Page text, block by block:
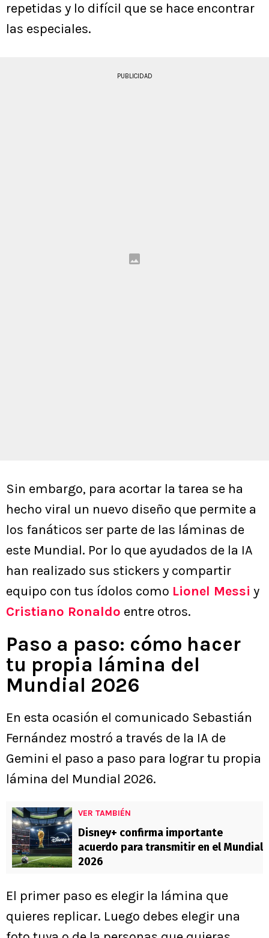
repetidas y lo difícil que se hace encontrar
las especiales.
PUBLICIDAD
Sin embargo, para acortar la tarea se ha
hecho viral un nuevo diseño que permite a
los fanáticos ser parte de las láminas de
este Mundial. Por lo que ayudados de la IA
han realizado sus stickers y compartir
equipo con tus ídolos como Lionel Messi y
Cristiano Ronaldo entre otros.
Paso a paso: cómo hacer
tu propia lámina del
Mundial 2026
En esta ocasión el comunicado Sebastián
Fernández mostró a través de la IA de
Gemini el paso a paso para lograr tu propia
lámina del Mundial 2026.
VER TAMBIÉN
Disney+ confirma importante
acuerdo para transmitir en el Mundial
2026
El primer paso es elegir la lámina que
quieres replicar. Luego debes elegir una